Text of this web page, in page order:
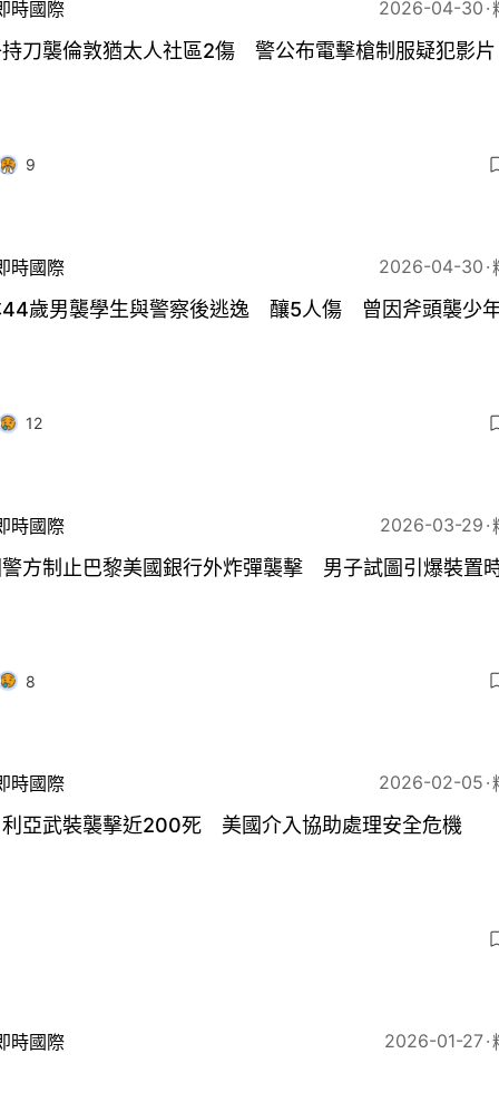
時國際 2026-04-30
刀襲倫敦猶太人社區2傷 警公布電擊槍制服疑犯影片
9
時國際 2026-04-30
歲男襲學生與警察後逃逸 釀5人傷 曾因斧頭襲少
12
時國際 2026-03-29
方制止巴黎美國銀行外炸彈襲擊 男子試圖引爆裝置
8
時國際 2026-02-05
亞武裝襲擊近200死 美國介入協助處理安全危機
時國際 2026-01-27